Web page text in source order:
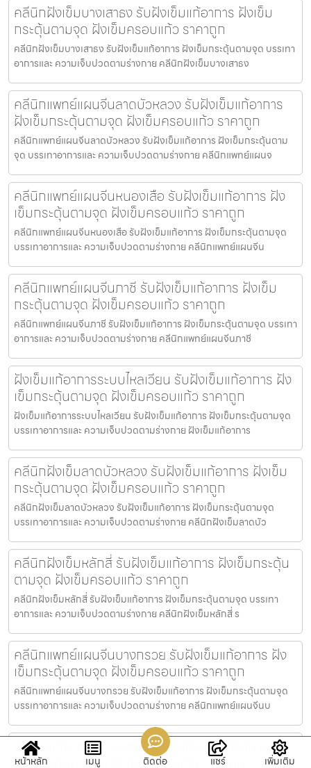
คลีนิกฝังเข็มบางเสาธง รับฝังเข็มแก้อาการ ฝังเข็ม
กระตุ้นตามจุด ฝังเข็มครอบแก้ว ราคาถูก
คลีนิกฝังเข็มบางเสาธง รับฝังเข็มแก้อาการ ฝังเข็มกระตุ้นตามจุด บรรเทา
อาการและ ความเจ็บปวดตามร่างกาย คลีนิกฝังเข็มบางเสาธง
คลีนิกแพทย์แผนจีนลาดบัวหลวง รับฝังเข็มแก้อาการ
ฝังเข็มกระตุ้นตามจุด ฝังเข็มครอบแก้ว ราคาถูก
คลีนิกแพทย์แผนจีนลาดบัวหลวง รับฝังเข็มแก้อาการ ฝังเข็มกระตุ้นตาม
จุด บรรเทาอาการและ ความเจ็บปวดตามร่างกาย คลีนิกแพทย์แผนจ
คลีนิกแพทย์แผนจีนหนองเสือ รับฝังเข็มแก้อาการ ฝัง
เข็มกระตุ้นตามจุด ฝังเข็มครอบแก้ว ราคาถูก
คลีนิกแพทย์แผนจีนหนองเสือ รับฝังเข็มแก้อาการ ฝังเข็มกระตุ้นตามจุด
บรรเทาอาการและ ความเจ็บปวดตามร่างกาย คลีนิกแพทย์แผนจีน
คลีนิกแพทย์แผนจีนภาชี รับฝังเข็มแก้อาการ ฝังเข็ม
กระตุ้นตามจุด ฝังเข็มครอบแก้ว ราคาถูก
คลีนิกแพทย์แผนจีนภาชี รับฝังเข็มแก้อาการ ฝังเข็มกระตุ้นตามจุด บรรเทา
อาการและ ความเจ็บปวดตามร่างกาย คลีนิกแพทย์แผนจีนภาชี
ฝังเข็มแก้อาการระบบไหลเวียน รับฝังเข็มแก้อาการ ฝัง
เข็มกระตุ้นตามจุด ฝังเข็มครอบแก้ว ราคาถูก
ฝังเข็มแก้อาการระบบไหลเวียน รับฝังเข็มแก้อาการ ฝังเข็มกระตุ้นตามจุด
บรรเทาอาการและ ความเจ็บปวดตามร่างกาย ฝังเข็มแก้อาการ
คลีนิกฝังเข็มลาดบัวหลวง รับฝังเข็มแก้อาการ ฝังเข็ม
กระตุ้นตามจุด ฝังเข็มครอบแก้ว ราคาถูก
คลีนิกฝังเข็มลาดบัวหลวง รับฝังเข็มแก้อาการ ฝังเข็มกระตุ้นตามจุด
บรรเทาอาการและ ความเจ็บปวดตามร่างกาย คลีนิกฝังเข็มลาดบัว
คลีนิกฝังเข็มหลักสี่ รับฝังเข็มแก้อาการ ฝังเข็มกระตุ้น
ตามจุด ฝังเข็มครอบแก้ว ราคาถูก
คลีนิกฝังเข็มหลักสี่ รับฝังเข็มแก้อาการ ฝังเข็มกระตุ้นตามจุด บรรเทา
อาการและ ความเจ็บปวดตามร่างกาย คลีนิกฝังเข็มหลักสี่ ร
คลีนิกแพทย์แผนจีนบางกรวย รับฝังเข็มแก้อาการ ฝัง
เข็มกระตุ้นตามจุด ฝังเข็มครอบแก้ว ราคาถูก
คลีนิกแพทย์แผนจีนบางกรวย รับฝังเข็มแก้อาการ ฝังเข็มกระตุ้นตามจุด
บรรเทาอาการและ ความเจ็บปวดตามร่างกาย คลีนิกแพทย์แผนจีนบ
ฝังเข็มแก้อาการบางกอกใหญ่ รับฝังเข็มแก้อาการ ฝัง
เข็มกระตุ้นตามจุด ฝังเข็มครอบแก้ว ราคาถูก
หน้าหลัก เมนู ติดต่อ แชร์ เพิ่มเติม